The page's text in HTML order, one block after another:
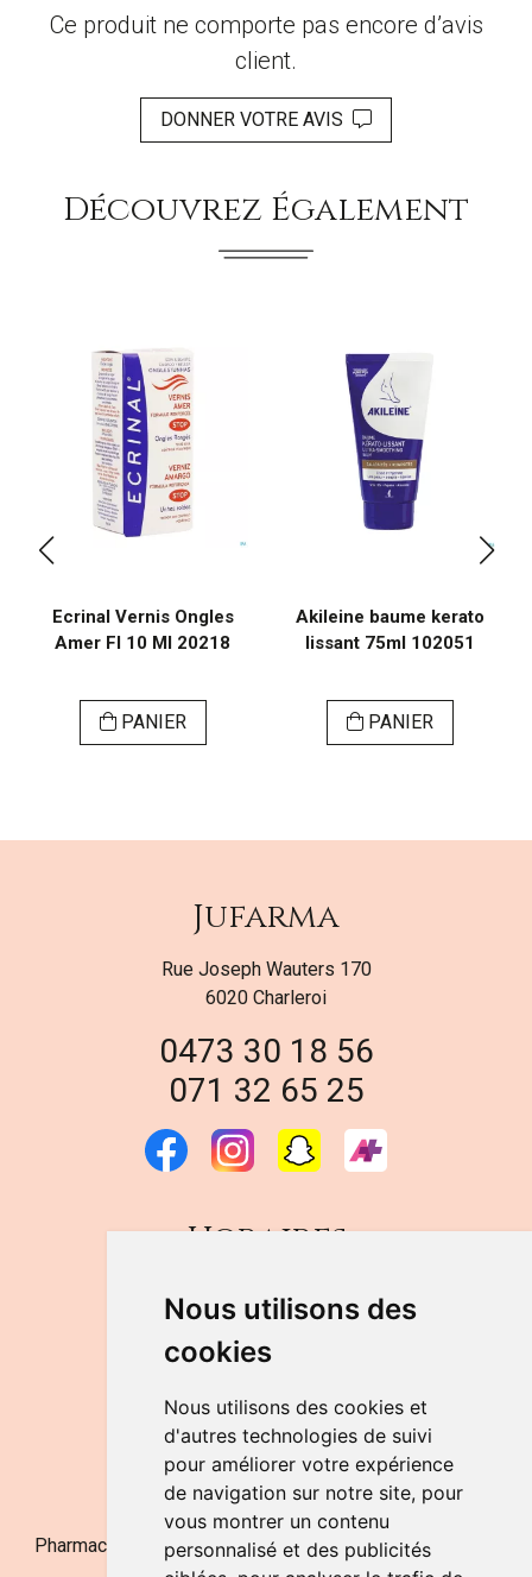
Nous utilisons des
cookies
Nous utilisons des cookies et
d'autres technologies de suivi
pour améliorer votre expérience
de navigation sur notre site, pour
vous montrer un contenu
personnalisé et des publicités
Ce produit ne comporte pas encore d’avis
client.
DONNER VOTRE AVIS
Découvrez Également
Ecrinal Vernis Ongles
Amer Fl 10 Ml 20218
PANIER
Akileine baume kerato
lissant 75ml 102051
PANIER
Jufarma
Rue Joseph Wauters 170
6020 Charleroi
0473 30 18 56
071 32 65 25
Horaires
DU LUNDI AU VENDREDI
de 9h à 12h30 et de 14h à 18h
LE SAMEDI
de 9h à 12h30
NOUS CONTACTER
Pharmacie Jufarma - Fatima Abachra - APB 521704 - N°